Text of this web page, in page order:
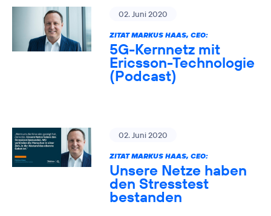
02. Juni 2020
ZITAT MARKUS HAAS, CEO:
5G-Kernnetz mit
Ericsson-Technologie
(Podcast)
02. Juni 2020
ZITAT MARKUS HAAS, CEO:
Unsere Netze haben
den Stresstest
bestanden